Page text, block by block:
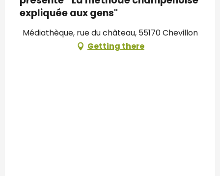
expliquée aux gens"
Médiathèque, rue du château, 55170 Chevillon
Getting there